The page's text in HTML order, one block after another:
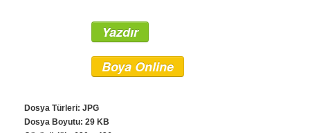
Yazdır
Boya Online
Dosya Türleri: JPG
Dosya Boyutu: 29 KB